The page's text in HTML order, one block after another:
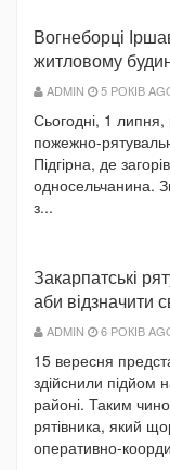
Вогнеборці
житловому
ADMIN 5 РОКІВ
Сьогодні, 1
пожежно-
Підгірна, де
односельчанина.
з...
Закарпатські
аби відзначити
ADMIN 6 РОКІВ
15 вересня
здійснили підйом
районі. Таким
рятівника, який
оперативно-